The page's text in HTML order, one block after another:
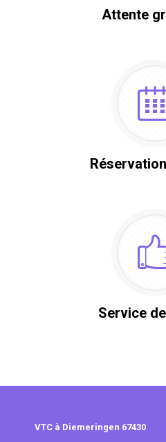
Attente
Service
VTC à Diemeringen 67430